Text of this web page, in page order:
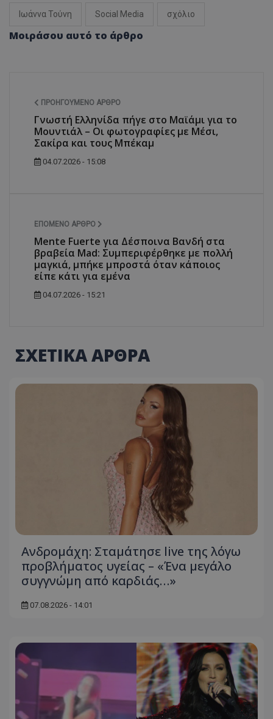
Ιωάννα Τούνη Social Media σχόλιο
Μοιράσου αυτό το άρθρο
ΠΡΟΗΓΟΎΜΕΝΟ ΆΡΘΡΟ
Γνωστή Ελληνίδα πήγε στο Μαϊάμι για το
Μουντιάλ – Οι φωτογραφίες με Μέσι,
Σακίρα και τους Μπέκαμ
04.07.2026 - 15:08
ΕΠΌΜΕΝΟ ΆΡΘΡΟ
Mente Fuerte για Δέσποινα Βανδή στα
βραβεία Mad: Συμπεριφέρθηκε με πολλή
μαγκιά, μπήκε μπροστά όταν κάποιος
είπε κάτι για εμένα
04.07.2026 - 15:21
ΣΧΕΤΙΚΑ ΑΡΘΡΑ
Ανδρομάχη: Σταμάτησε live της λόγω
προβλήματος υγείας – «Ένα μεγάλο
συγγνώμη από καρδιάς…»
07.08.2026 - 14:01